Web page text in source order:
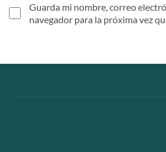
Guarda mi nombre, correo
navegador para la próxima vez